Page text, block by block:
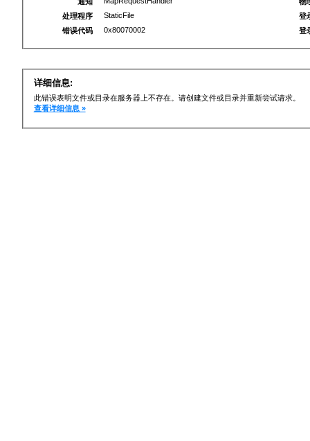
处理程序
StaticFile
错误代码
0x80070002
登
登
详细信息:
此错误表明文件或目录在服务器上不存在。请创建文件或目录并重新尝试请求。
查看详细信息 »